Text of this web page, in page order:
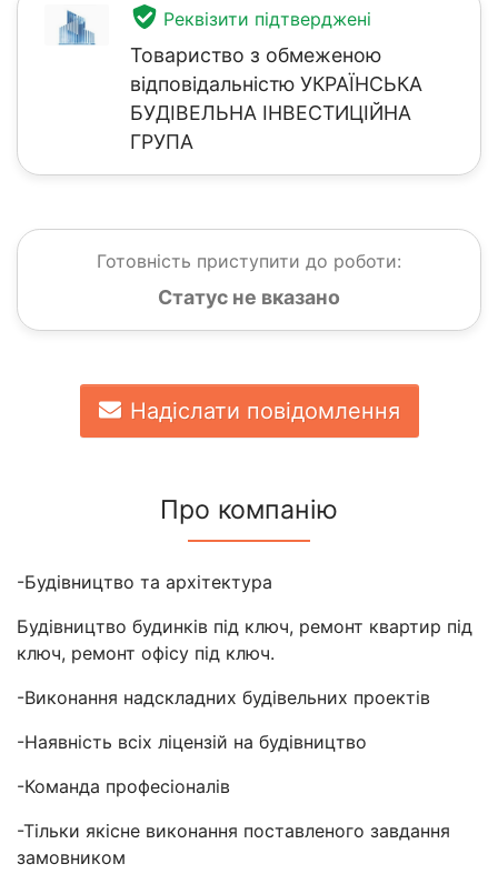
Реквізити підтверджені
Товариство з обмеженою
відповідальністю УКРАЇНСЬКА
БУДІВЕЛЬНА ІНВЕСТИЦІЙНА
ГРУПА
Готовність приступити до роботи:
Статус не вказано
Надіслати повідомлення
Про компанію
-Будівництво та архітектура
Будівництво будинків під ключ, ремонт квартир під
ключ, ремонт офісу під ключ.
-Виконання надскладних будівельних проектів
-Наявність всіх ліцензій на будівництво
-Команда професіоналів
-Тільки якісне виконання поставленого завдання
замовником